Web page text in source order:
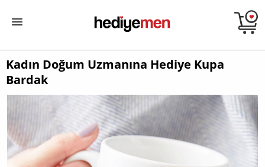
Kadın Doğum Uzmanına Hediye Kupa
Bardak